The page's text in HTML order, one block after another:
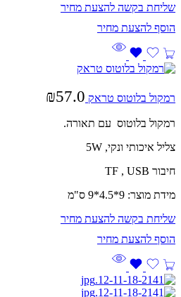
שליחת בקשה להצעת מחיר
רמקול בלוטוס טראק ₪57.0
רמקול בלוטוס עם תאורה.
צליל איכותי ונקי, 5W
חיבור TF , USB
מידת מוצר: 9*4.5*9 ס"מ
שליחת בקשה להצעת מחיר